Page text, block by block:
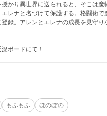
かり異世界に送られると、そこは魔
レナと名づけて保護する。格闘術
録。アレンとエレナの成長を見守
ボードにて！
もふもふ ほのぼの